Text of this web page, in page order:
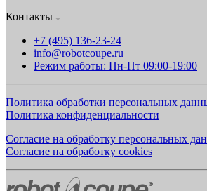
Контакты
+7 (495) 136-23-24
info@robotcoupe.ru
Режим работы: Пн-Пт 09:00-19:00
Политика обработки персональных
Политика конфиденциальности
Согласие на обработку персональных
Согласие на обработку cookies